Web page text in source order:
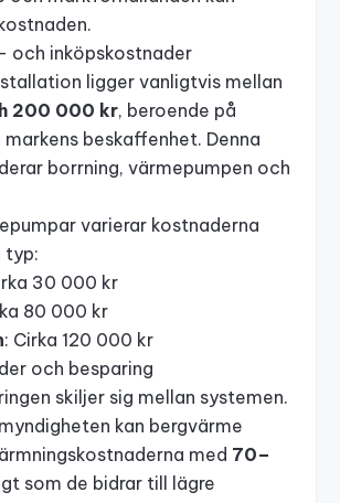
och inköpskostnader
ligger vanligtvis mellan
200 000 kr, beroende på
beskaffenhet. Denna
borrning, värmepumpen och
varierar kostnaderna
typ:
30 000 kr
80 000 kr
: Cirka 120 000 kr
och besparing
skiljer sig mellan systemen.
kan bergvärme
med 70–
som de bidrar till lägre